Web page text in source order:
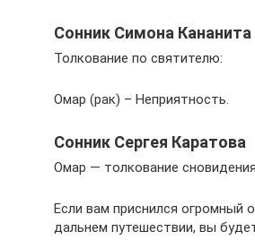
Сонник Симона Кананита
Толкование по святителю:
Омар (рак) – Неприятность.
Сонник Сергея Каратова
Омар — толкование сновидения
Если вам приснился огромный
дальнем путешествии, вы